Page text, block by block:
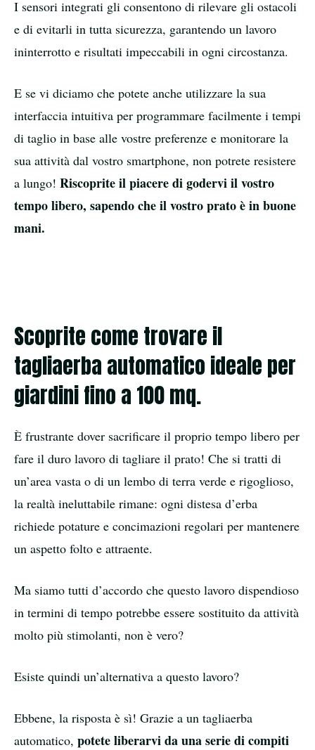
I sensori integrati gli consentono di rilevare gli ostacoli
e di evitarli in tutta sicurezza, garantendo un lavoro
ininterrotto e risultati impeccabili in ogni circostanza.
E se vi diciamo che potete anche utilizzare la sua
interfaccia intuitiva per programmare facilmente i tempi
di taglio in base alle vostre preferenze e monitorare la
sua attività dal vostro smartphone, non potrete resistere
a lungo! Riscoprite il piacere di godervi il vostro
tempo libero, sapendo che il vostro prato è in buone
mani.
Scoprite come trovare il
tagliaerba automatico ideale per
giardini fino a 100 mq.
È frustrante dover sacrificare il proprio tempo libero per
fare il duro lavoro di tagliare il prato! Che si tratti di
un’area vasta o di un lembo di terra verde e rigoglioso,
la realtà ineluttabile rimane: ogni distesa d’erba
richiede potature e concimazioni regolari per mantenere
un aspetto folto e attraente.
Ma siamo tutti d’accordo che questo lavoro dispendioso
in termini di tempo potrebbe essere sostituito da attività
molto più stimolanti, non è vero?
Esiste quindi un’alternativa a questo lavoro?
Ebbene, la risposta è sì! Grazie a un tagliaerba
automatico, potete liberarvi da una serie di compiti